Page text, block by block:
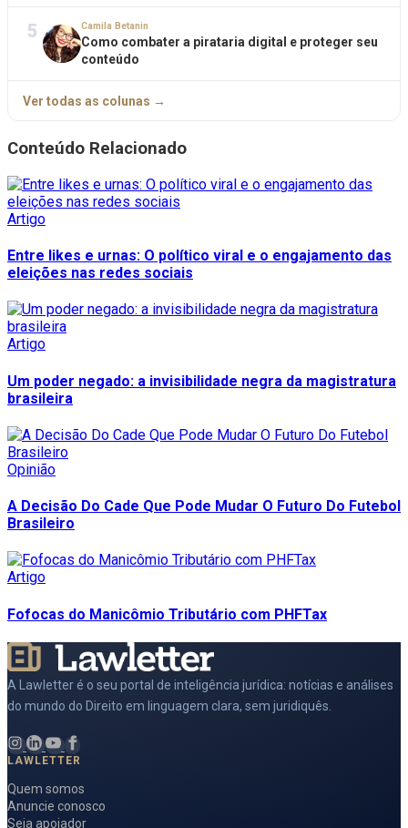
5 Camila Betanin
Como combater a pirataria digital e proteger seu
conteúdo
Ver todas as colunas →
Conteúdo Relacionado
Artigo
Entre likes e urnas: O político viral e o engajamento das
eleições nas redes sociais
Artigo
Um poder negado: a invisibilidade negra da magistratura
brasileira
Opinião
A Decisão Do Cade Que Pode Mudar O Futuro Do Futebol
Brasileiro
Artigo
Fofocas do Manicômio Tributário com PHFTax
A Lawletter é o seu portal de inteligência jurídica: notícias e análises
do mundo do Direito em linguagem clara, sem juridiquês.
LAWLETTER
Quem somos
Anuncie conosco
Seja apoiador